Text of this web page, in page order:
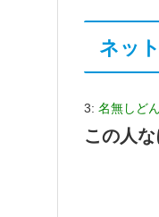
ネッ
3: 名無しど
この人